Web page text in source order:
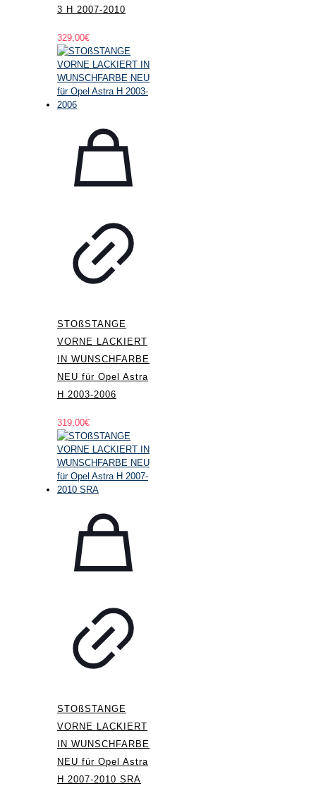
3 H 2007-2010
329,00€
STOßSTANGE
VORNE LACKIERT
IN WUNSCHFARBE
NEU für Opel Astra
H 2003-2006
319,00€
STOßSTANGE
VORNE LACKIERT
IN WUNSCHFARBE
NEU für Opel Astra
H 2007-2010 SRA